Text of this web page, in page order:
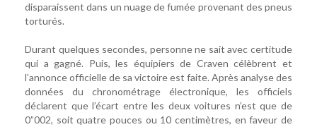
disparaissent dans un nuage de fumée provenant des pneus
torturés.
Durant quelques secondes, personne ne sait avec certitude
qui a gagné. Puis, les équipiers de Craven célèbrent et
l’annonce officielle de sa victoire est faite. Après analyse des
données du chronométrage électronique, les officiels
déclarent que l’écart entre les deux voitures n’est que de
0”002, soit quatre pouces ou 10 centimètres, en faveur de